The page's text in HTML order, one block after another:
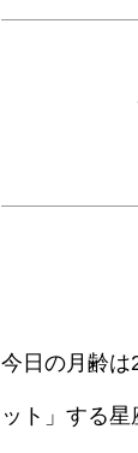
今日の月齢は
ット」する星